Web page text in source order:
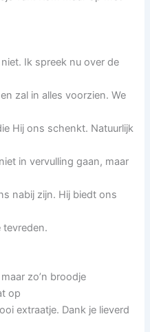
Ik spreek nu over de
zal in alles voorzien. We
Hij ons schenkt. Natuurlijk
in vervulling gaan, maar
nabij zijn. Hij biedt ons
zo’n broodje
op
extraatje. Dank je lieverd